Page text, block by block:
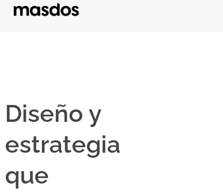
Diseño y
estrategia
que